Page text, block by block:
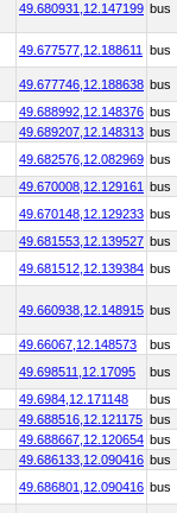
49.680931, 12.147199 bus
49.677577, 12.188611 bus
49.677746, 12.188638 bus
49.688992, 12.148376 bus
49.689207, 12.148313 bus
49.682576, 12.082969 bus
49.670008, 12.129161 bus
49.670148, 12.129233 bus
49.681553, 12.139527 bus
49.681512, 12.139384 bus
49.660938, 12.148915 bus
49.66067, 12.148573 bus
49.698511, 12.17095 bus
49.6984, 12.171148 bus
49.688516, 12.121175 bus
49.688667, 12.120654 bus
49.686133, 12.090416 bus
49.686801, 12.090416 bus